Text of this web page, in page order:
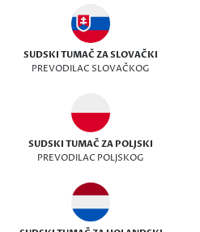
SUDSKI TUMAČ ZA SLOVAČKI
PREVODILAC SLOVAČKOG
SUDSKI TUMAČ ZA POLJSKI
PREVODILAC POLJSKOG